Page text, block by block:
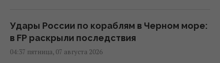
Удары России по кораблям в Черном море:
в FP раскрыли последствия
04:37 пятница, 07 августа 2026